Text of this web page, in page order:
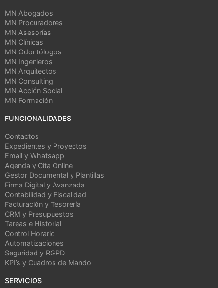
MN Abogados
MN Procuradores
MN Asesorías
MN Clínicas
MN Odontólogos
MN Ingenieros
MN Arquitectos
MN Consulting
MN Acción Social
MN Formación
FUNCIONALIDADES
Contactos
Expedientes y Proyectos
Email y Whatsapp
Agenda y Cita Online
Gestor Documental y Plantillas
Firma Digital y Avanzada
Contabilidad y Fiscalidad
Facturación y Tesorería
CRM y Presupuestos
Tareas e Historial
Control Horario
Automatizaciones
Seguridad y RGPD
KPI’s y Cuadros de Mando
SERVICIOS